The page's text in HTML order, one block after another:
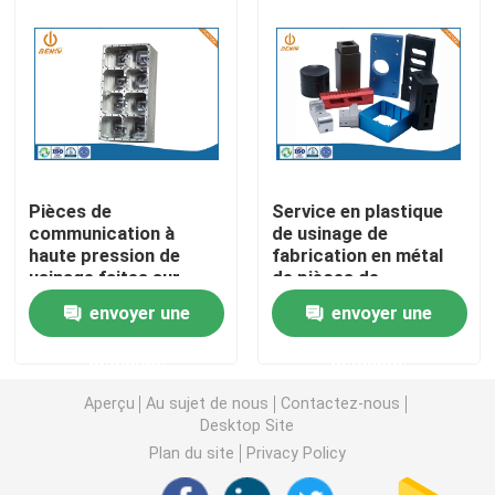
Pièces de rotation de commande numérique par
Pièces de fraisage de commande numérique par
Pièces en plastique faites sur commande d'injection
Moulages par injection en plastique
la lingotière de moulage mécanique sous pression
Les pièces d'auto de moulage mécanique sous
Pièces de
communication à
haute pression de
usinage faites sur
commande de
services de
commande numérique
envoyer une
Service en plastique
de usinage de
fabrication en métal
de pièces de
commande numérique
par ordinateur de la
précision ISO9001
envoyer une
Aperçu Au sujet de nous
Contactez-nous
Desktop Site
Plan du site
Privacy Policy